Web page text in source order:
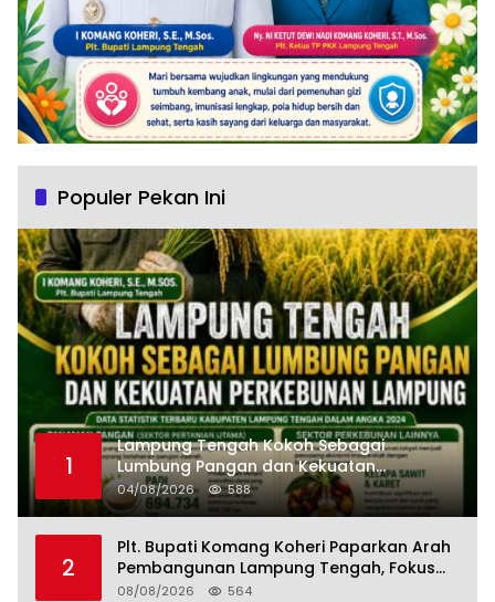
Populer Pekan Ini
1
Lampung Tengah Kokoh Sebagai
Lumbung Pangan dan Kekuatan
Perkebunan Lampung, Komang Koheri:
Kemandirian Pangan adalah Fondasi
04/08/2026 588
2
Plt. Bupati Komang Koheri Paparkan Arah
Pembangunan Lampung Tengah, Fokus
pada SDM, Ekonomi, Infrastruktur dan
08/08/2026 564